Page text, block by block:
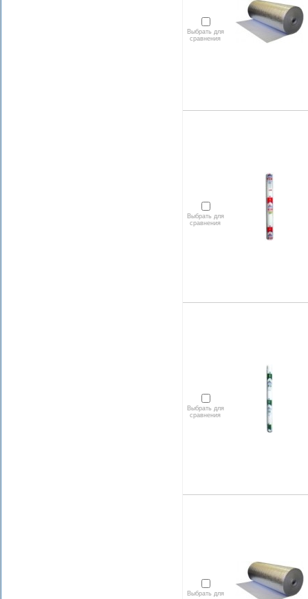
Выбрать для
сравнения
Выбрать для
сравнения
Выбрать для
сравнения
Выбрать для